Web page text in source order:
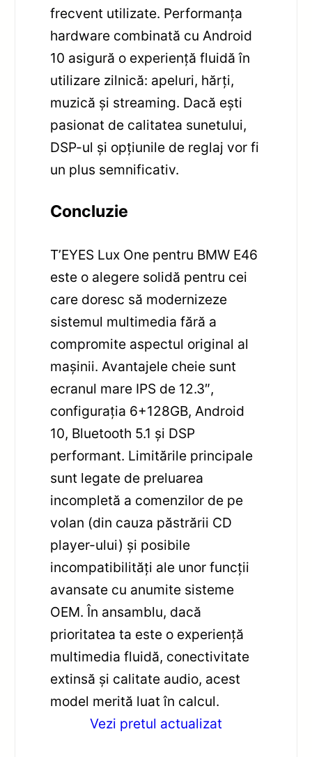
frecvent utilizate. Performanța
hardware combinată cu Android
10 asigură o experiență fluidă în
utilizare zilnică: apeluri, hărți,
muzică și streaming. Dacă ești
pasionat de calitatea sunetului,
DSP-ul și opțiunile de reglaj vor fi
un plus semnificativ.
Concluzie
T’EYES Lux One pentru BMW E46
este o alegere solidă pentru cei
care doresc să modernizeze
sistemul multimedia fără a
compromite aspectul original al
mașinii. Avantajele cheie sunt
ecranul mare IPS de 12.3″,
configurația 6+128GB, Android
10, Bluetooth 5.1 și DSP
performant. Limitările principale
sunt legate de preluarea
incompletă a comenzilor de pe
volan (din cauza păstrării CD
player-ului) și posibile
incompatibilități ale unor funcții
avansate cu anumite sisteme
OEM. În ansamblu, dacă
prioritatea ta este o experiență
multimedia fluidă, conectivitate
extinsă și calitate audio, acest
model merită luat în calcul.
Vezi pretul actualizat